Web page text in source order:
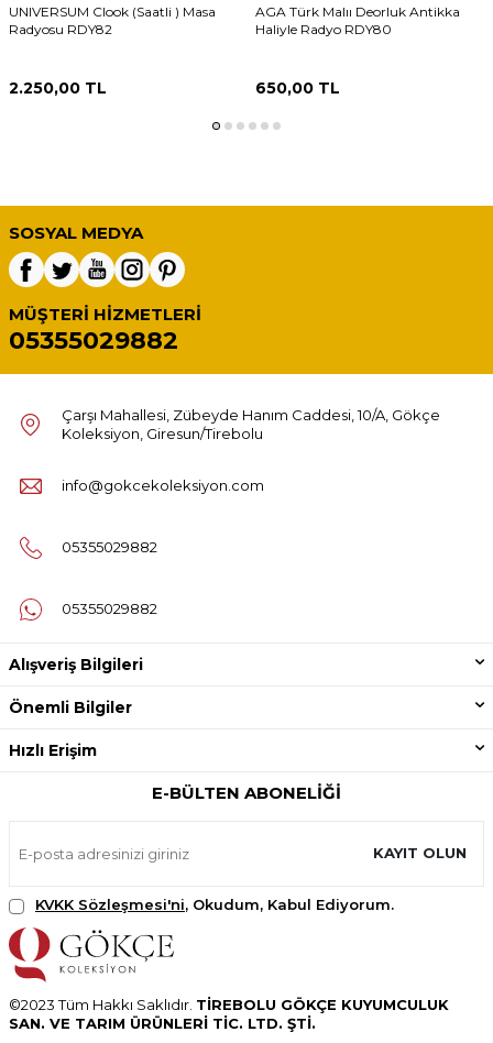
UNIVERSUM Clook (Saatli ) Masa
Radyosu RDY82
2.250,00 TL
AGA Türk Malıı Deorluk Antikka
Haliyle Radyo RDY80
650,00TL
SOSYAL MEDYA
MÜŞTERI HIZMETLERI
05355029882
Çarşı Mahallesi, Zübeyde Hanım Caddesi, 10/A, Gökçe
Koleksiyon, Giresun/Tirebolu
info@gokcekoleksiyon.com
05355029882
05355029882
Alışveriş Bilgileri
Önemli Bilgiler
Hızlı Erişim
E-BÜLTEN ABONELIĞI
KAYIT OLUN
KVKK Sözleşmesi'ni, Okudum, Kabul Ediyorum.
©2023 Tüm Hakkı Saklıdır. TİREBOLU GÖKÇE KUYUMCULUK
SAN. VE TARIM ÜRÜNLERİ TİC. LTD. ŞTİ.